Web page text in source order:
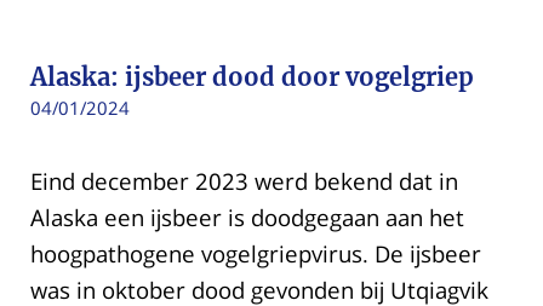
Alaska: ijsbeer dood door vogelgriep
04/01/2024
Eind december 2023 werd bekend dat in
Alaska een ijsbeer is doodgegaan aan het
hoogpathogene vogelgriepvirus. De ijsbeer
was in oktober dood gevonden bij Utqiagvik